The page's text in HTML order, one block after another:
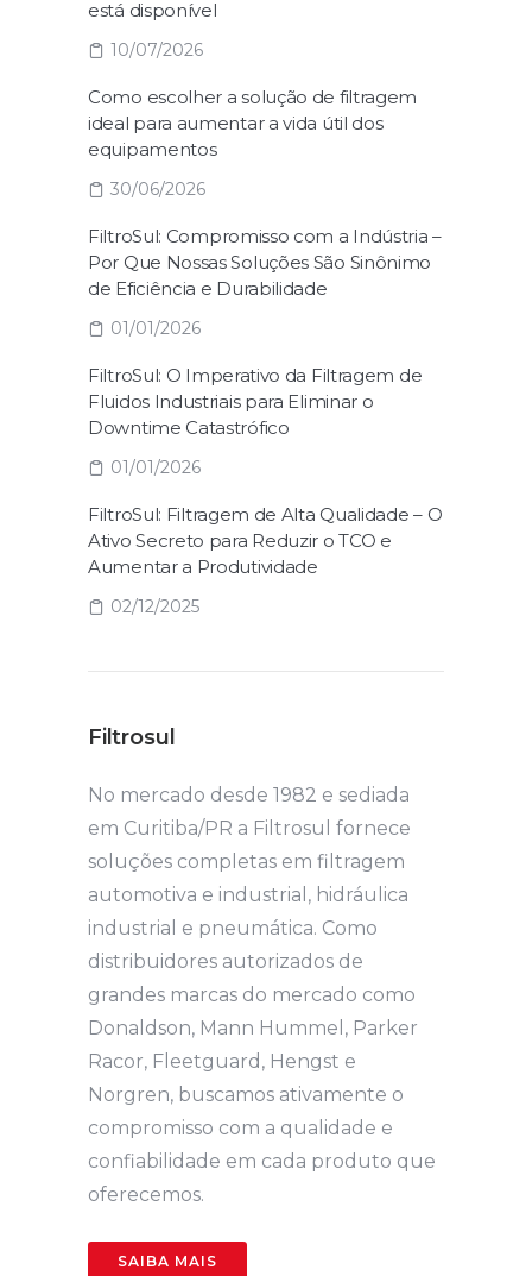
está disponível
10/07/2026
Como escolher a solução de filtragem
ideal para aumentar a vida útil dos
equipamentos
30/06/2026
FiltroSul: Compromisso com a Indústria –
Por Que Nossas Soluções São Sinônimo
de Eficiência e Durabilidade
01/01/2026
FiltroSul: O Imperativo da Filtragem de
Fluidos Industriais para Eliminar o
Downtime Catastrófico
01/01/2026
FiltroSul: Filtragem de Alta Qualidade – O
Ativo Secreto para Reduzir o TCO e
Aumentar a Produtividade
02/12/2025
Filtrosul
No mercado desde 1982 e sediada
em Curitiba/PR a Filtrosul fornece
soluções completas em filtragem
automotiva e industrial, hidráulica
industrial e pneumática. Como
distribuidores autorizados de
grandes marcas do mercado como
Donaldson, Mann Hummel, Parker
Racor, Fleetguard, Hengst e
Norgren, buscamos ativamente o
compromisso com a qualidade e
confiabilidade em cada produto que
oferecemos.
SAIBA MAIS